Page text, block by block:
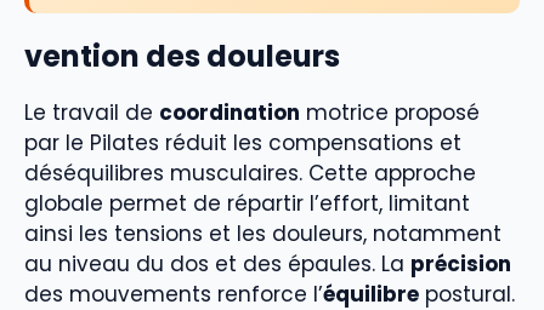
vention des douleurs
Le travail de coordination motrice proposé
par le Pilates réduit les compensations et
déséquilibres musculaires. Cette approche
globale permet de répartir l’effort, limitant
ainsi les tensions et les douleurs, notamment
au niveau du dos et des épaules. La précision
des mouvements renforce l’équilibre postural.